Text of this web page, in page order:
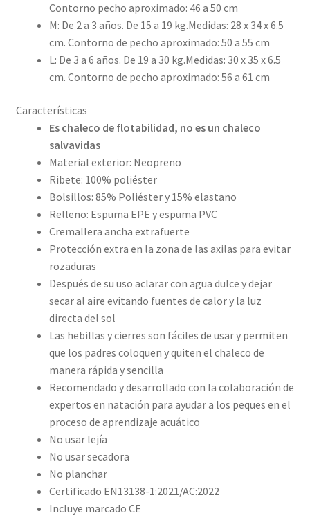
Contorno pecho aproximado: 46 a 50 cm
M: De 2 a 3 años. De 15 a 19 kg.Medidas: 28 x 34 x 6.5
cm. Contorno de pecho aproximado: 50 a 55 cm
L: De 3 a 6 años. De 19 a 30 kg.Medidas: 30 x 35 x 6.5
cm. Contorno de pecho aproximado: 56 a 61 cm
Características
Es chaleco de flotabilidad, no es un chaleco
salvavidas
Material exterior: Neopreno
Ribete: 100% poliéster
Bolsillos: 85% Poliéster y 15% elastano
Relleno: Espuma EPE y espuma PVC
Cremallera ancha extrafuerte
Protección extra en la zona de las axilas para evitar
rozaduras
Después de su uso aclarar con agua dulce y dejar
secar al aire evitando fuentes de calor y la luz
directa del sol
Las hebillas y cierres son fáciles de usar y permiten
que los padres coloquen y quiten el chaleco de
manera rápida y sencilla
Recomendado y desarrollado con la colaboración de
expertos en natación para ayudar a los peques en el
proceso de aprendizaje acuático
No usar lejía
No usar secadora
No planchar
Certificado EN13138-1:2021/AC:2022
Incluye marcado CE